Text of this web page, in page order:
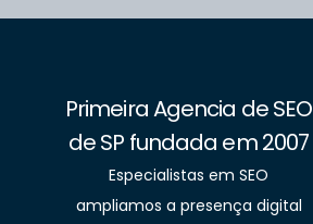
Primeira Agencia de SEO
de SP fundada em 2007
Especialistas em SEO
ampliamos a presença digital